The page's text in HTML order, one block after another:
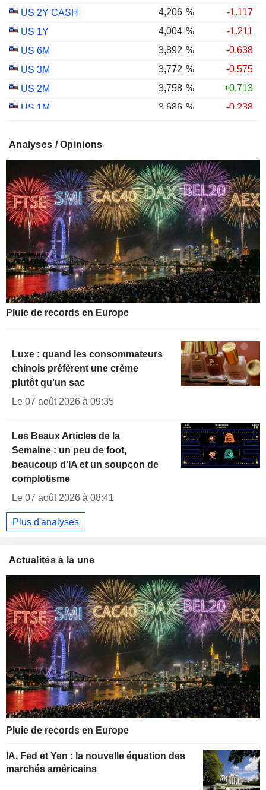
US 2Y CASH 4,206 %
-1.117
US 1Y
4,004 %
-1.211
US 6M
3,892 %
-0.638
US 3M
3,772 %
-0.575
US 2M
3,758 %
+0.713
US 1M
3,686 %
-0.238
US 10Y INFLATION INDEXED
US 5Y INFLATION INDEXED
1,725 %
Analyses / Opinions
Pluie de records en Europe
Luxe : quand les consommateurs
chinois préfèrent une crème
plutôt qu'un sac
Le 07 août 2026 à 09:35
Les Beaux Articles de la
Semaine : un peu de foot,
beaucoup d'IA et un soupçon de
complotisme
Le 07 août 2026 à 08:41
Plus d'analyses
Actualités à la une
Pluie de records en Europe
IA, Fed et Yen : la nouvelle équation des
marchés américains